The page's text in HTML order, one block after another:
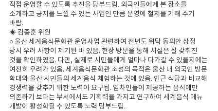
직접 운영할 수 있도록 추진을 당부드림. 외국인들에게 본 장소를
소개하고 긍지를 느낄 수 있는 사업인 만큼 운영에 철저를 기해 주기
바람.
◈ 김종훈 위원
○ 울산 세계음식문화관 운영사업 관련하여 전년도 위탁 동의안 상정
당시 우려 사항이 제기된 바 있음. 현장 방문을 통해 시설은 잘 갖춰진
것을 확인하였음. 다만, 실제로 시민들에게 얼마나 다가갈 수 있을지에는
여전히 우려가 있음. 세계음식문화관 조성의 목적은 울산 내 외국인 방문
확대와 울산 시민들의 세계음식 체험하는 것에 있음. 인근 식당과 비교해
경쟁력을 갖추기 위한 노력이 요구됨. 임차인들이 제공하는 음식에만
의존하기 보다는 부서에서도 기획력을 가지고 연구하여 세계음식 메뉴
개발이 활성화될 수 있도록 노력 당부드림.